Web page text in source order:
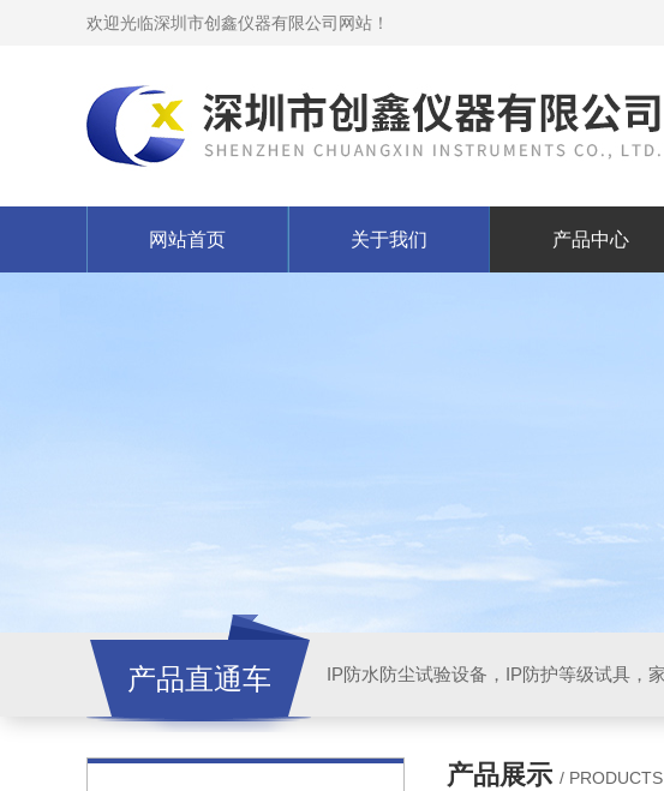
欢迎光临深圳市创鑫仪器有限公司网站！
网站首页 关于我们 产品中心
产品直通车
产品展示 / PRODUCTS